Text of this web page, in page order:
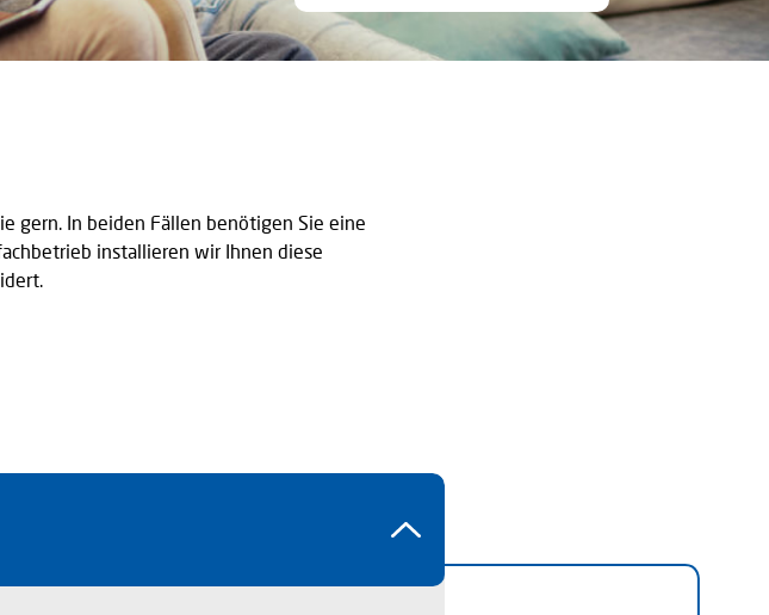
gern. In beiden Fällen benötigen Sie eine
installieren wir Ihnen diese